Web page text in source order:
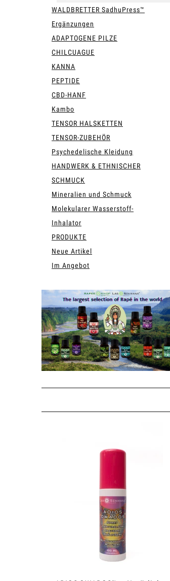
WALDBRETTER SadhuPress™
Ergänzungen
ADAPTOGENE PILZE
CHILCUAGUE
KANNA
PEPTIDE
CBD-HANF
Kambo
TENSOR HALSKETTEN
TENSOR-ZUBEHÖR
Psychedelische Kleidung
HANDWERK & ETHNISCHER
SCHMUCK
Mineralien und Schmuck
Molekularer Wasserstoff-
Inhalator
PRODUKTE
Neue Artikel
Im Angebot